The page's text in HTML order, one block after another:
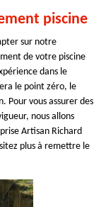
piscine
sur notre
de votre piscine
dans le
le point zéro, le
Pour vous assurer des
nous allons
Artisan Richard
plus à remettre le